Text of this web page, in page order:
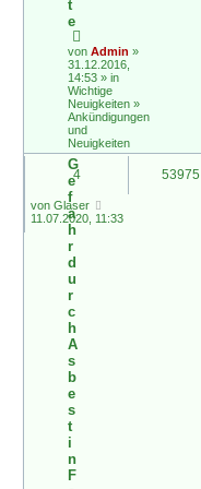
t
e
von Admin »
31.12.2016,
14:53 » in
Wichtige
Neuigkeiten »
Ankündigungen
und
Neuigkeiten
G
e
f
a
h
r
d
u
r
c
h
A
s
b
e
s
t
i
n
F
4 53975
von Glaser
11.07.2020, 11:33